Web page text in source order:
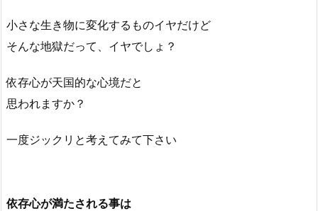
小さな生き物に変化するものイヤだけど
そんな地獄だって、イヤでしょ？
依存心が天国的な心境だと
思われますか？
一度ジックリと考えてみて下さい
依存心が満たされる事は